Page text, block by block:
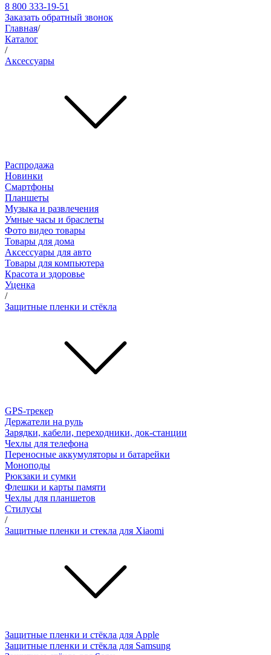
8 800 333-19-51
Заказать обратный звонок
Главная/
Каталог
/
Аксессуары
Распродажа
Новинки
Смартфоны
Планшеты
Музыка и развлечения
Умные часы и браслеты
Фото видео товары
Товары для дома
Аксессуары для авто
Товары для компьютера
Красота и здоровье
Уценка
/
Защитные пленки и стёкла
GPS-трекер
Держатели на руль
Зарядки, кабели, переходники, док-станции
Чехлы для телефона
Переносные аккумуляторы и батарейки
Моноподы
Рюкзаки и сумки
Флешки и карты памяти
Чехлы для планшетов
Стилусы
/
Защитные пленки и стекла для Xiaomi
Защитные пленки и стёкла для Apple
Защитные пленки и стёкла для Samsung